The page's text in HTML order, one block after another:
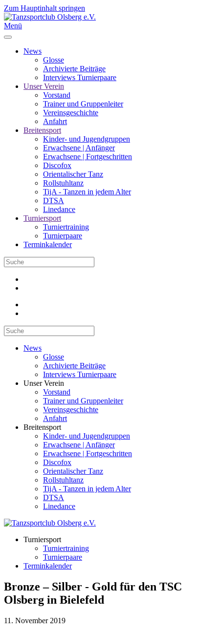
Zum Hauptinhalt springen
Menü
News
Glosse
Archivierte Beiträge
Interviews Turnierpaare
Unser Verein
Vorstand
Trainer und Gruppenleiter
Vereinsgeschichte
Anfahrt
Breitensport
Kinder- und Jugendgruppen
Erwachsene | Anfänger
Erwachsene | Fortgeschritten
Discofox
Orientalischer Tanz
Rollstuhltanz
TijA - Tanzen in jedem Alter
DTSA
Linedance
Turniersport
Turniertraining
Turnierpaare
Terminkalender
News
Glosse
Archivierte Beiträge
Interviews Turnierpaare
Unser Verein
Vorstand
Trainer und Gruppenleiter
Vereinsgeschichte
Anfahrt
Breitensport
Kinder- und Jugendgruppen
Erwachsene | Anfänger
Erwachsene | Fortgeschritten
Discofox
Orientalischer Tanz
Rollstuhltanz
TijA - Tanzen in jedem Alter
DTSA
Linedance
Turniersport
Turniertraining
Turnierpaare
Terminkalender
Bronze – Silber - Gold für den TSC
Olsberg in Bielefeld
11. November 2019